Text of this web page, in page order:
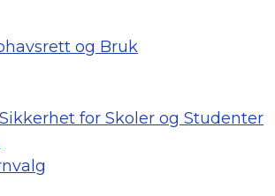
og Bruk
for Skoler og Studenter